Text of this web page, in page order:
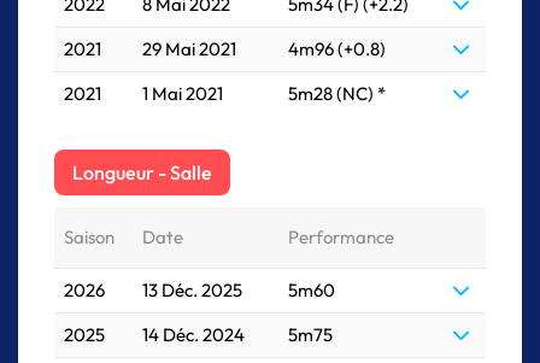
2021
29 Mai 2021
4m96 (+0.8)
2021
1 Mai 2021 5m28 (NC) *
Longueur - Salle
Saison Date Performance
2026 13 Déc. 2025
5m60
2025
14 Déc. 2024
5m75